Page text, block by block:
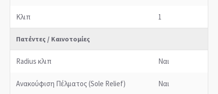
Κλιπ 1
Πατέντες / Καινοτομίες
Radius κλιπ Ναι
Ανακούφιση Πέλματος (Sole Relief) Ναι